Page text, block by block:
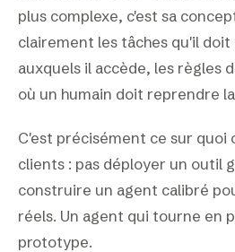
plus complexe, c'est sa
clairement les tâches qu'il
auxquels il accède, les règles
où un humain doit reprendre
C'est précisément ce sur quoi
clients : pas déployer un outil
construire un agent calibré
réels. Un agent qui tourne en
prototype.